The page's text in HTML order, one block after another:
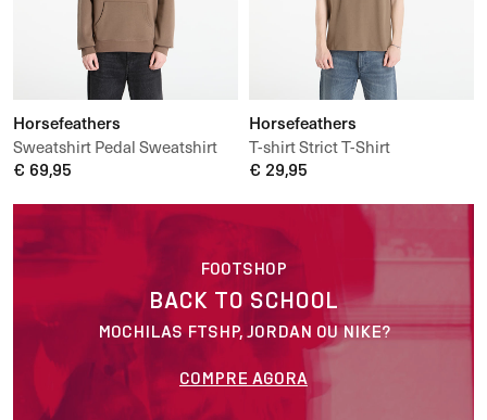
Horsefeathers
Sweatshirt Pedal Sweatshirt
€ 69,95
Horsefeathers
T-shirt Strict T-Shirt
€ 29,95
FOOTSHOP
BACK TO SCHOOL
MOCHILAS FTSHP, JORDAN OU NIKE?
COMPRE AGORA